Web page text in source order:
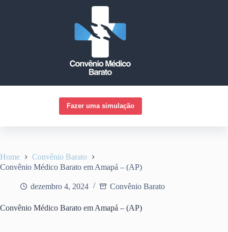
Fazer uma simulação
Home
Convênio Barato
Convênio Médico Barato em Amapá – (AP)
dezembro 4, 2024 Convênio Barato
Convênio Médico Barato em Amapá – (AP)